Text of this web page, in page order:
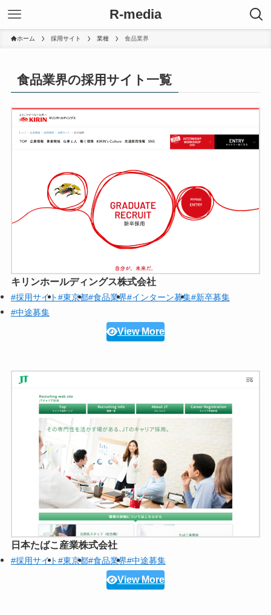
R-media
ホーム 採用サイト 業種 食品業界
食品業界の採用サイト一覧
キリンホールディングス株式会社
#採用サイト#東京都#食品業界#インターン募集#新卒募集
#中途募集
View More
日本たばこ産業株式会社
#採用サイト#東京都#食品業界#中途募集
View More